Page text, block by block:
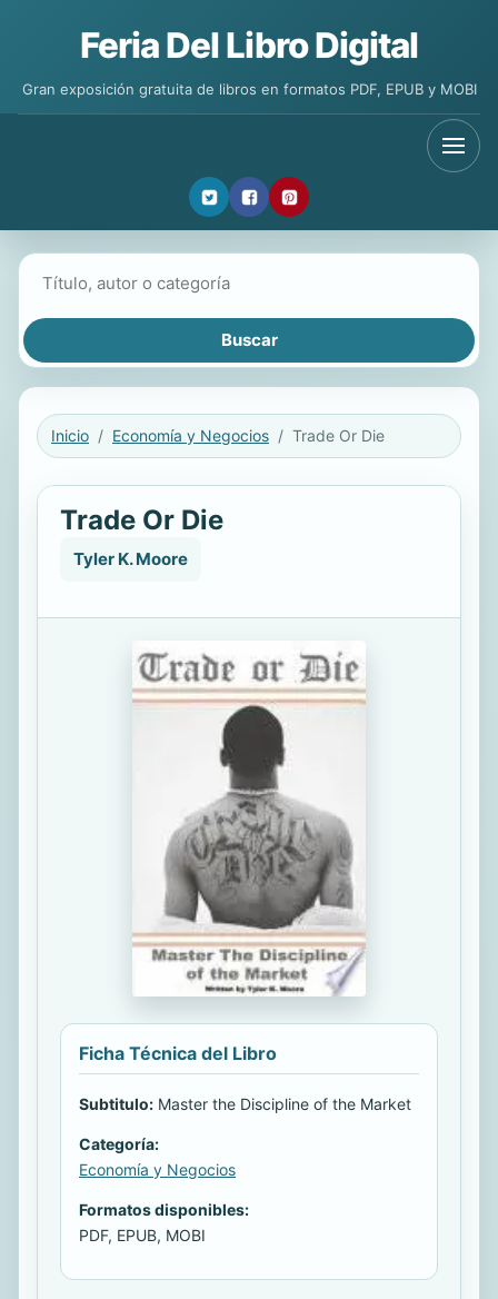
Feria Del Libro Digital
Gran exposición gratuita de libros en formatos PDF, EPUB y MOBI
Inicio Economía y Negocios Trade Or Die
Trade Or Die
Tyler K. Moore
Ficha Técnica del Libro
Subtitulo: Master the Discipline of the Market
Categoría:
Economía y Negocios
Formatos disponibles:
PDF, EPUB, MOBI